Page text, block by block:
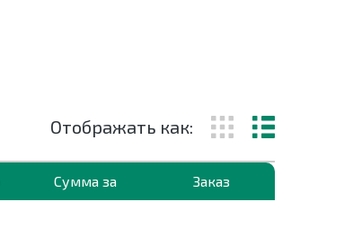
Отображать как:
Сумма за Заказ